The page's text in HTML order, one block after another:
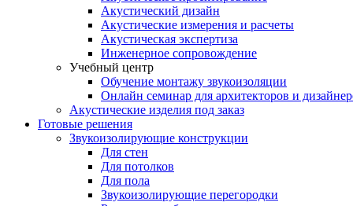
Акустический дизайн
Акустические измерения и расчеты
Акустическая экспертиза
Инженерное сопровождение
Учебный центр
Обучение монтажу звукоизоляции
Онлайн семинар для архитекторов и
Акустические изделия под заказ
Готовые решения
Звукоизолирующие конструкции
Для стен
Для потолков
Для пола
Звукоизолирующие перегородки